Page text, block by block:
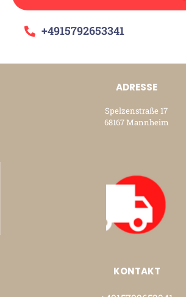
+4915792653341
ADRESSE
Spelzenstraße 17
68167 Mannheim
KONTAKT